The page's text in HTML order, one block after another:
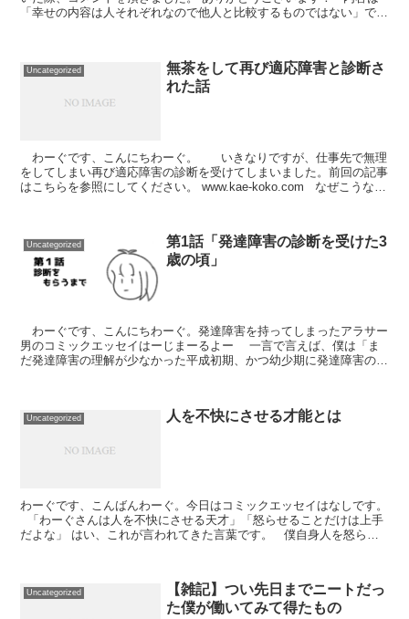
「幸せの内容は人それぞれなので他人と比較するものではない」でし
Uncategorized
無茶をして再び適応障害と診断さ
れた話
わーぐです、こんにちわーぐ。 いきなりですが、仕事先で無理
をしてしまい再び適応障害の診断を受けてしまいました。前回の記事
はこちらを参照にしてください。 www.kae-koko.com なぜこうなっ
Uncategorized
第1話「発達障害の診断を受けた3
歳の頃」
わーぐです、こんにちわーぐ。発達障害を持ってしまったアラサー
男のコミックエッセイはーじまーるよー 一言で言えば、僕は「ま
だ発達障害の理解が少なかった平成初期、かつ幼少期に発達障害の診
Uncategorized 人を不快にさせる才能とは
わーぐです、こんばんわーぐ。今日はコミックエッセイはなしです。
「わーぐさんは人を不快にさせる天才」「怒らせることだけは上手
だよな」 はい、これが言われてきた言葉です。 僕自身人を怒らせ
Uncategorized
【雑記】つい先日までニートだっ
た僕が働いてみて得たもの